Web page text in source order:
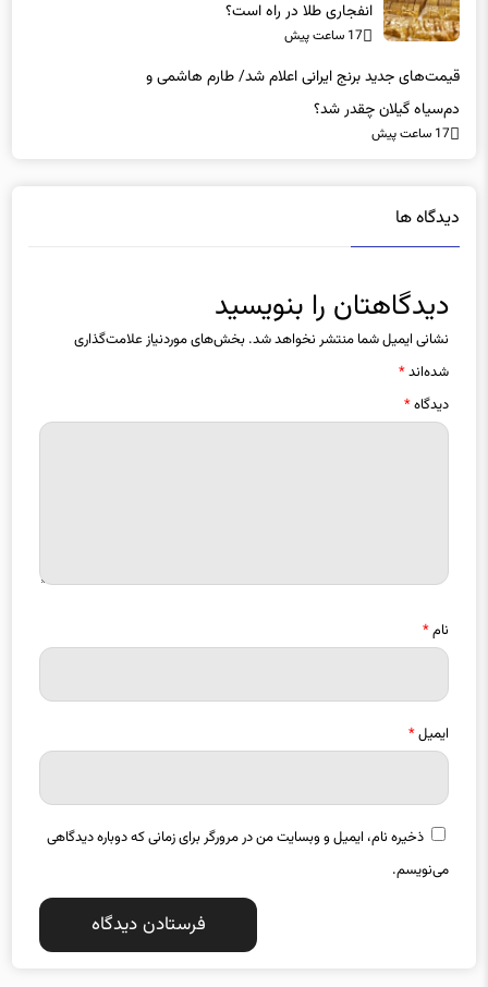
پیش‌بینی جدید یک بانک بین‌المللی از بازار طلا/ موج
انفجاری طلا در راه است؟
17 ساعت پیش
قیمت‌های جدید برنج ایرانی اعلام شد/ طارم هاشمی و
دم‌سیاه گیلان چقدر شد؟
دیدگاه ها
دیدگاهتان را بنویسید
نشانی ایمیل شما منتشر نخواهد شد.
شده‌اند*
دیدگاه
نام
ایمیل
ذخیره نام، ایمیل و وبسایت من در مرورگر برای زمانی که دوباره دیدگاهی